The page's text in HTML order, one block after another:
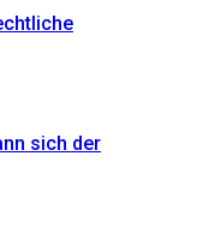
sich der